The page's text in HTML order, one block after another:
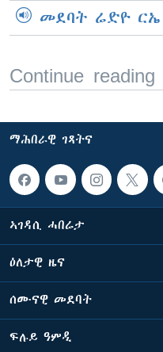
መደባት ሬድዮ ርኤ
Continue reading
ማሕበራዊ ገጻትና
ኣገዳሲ ሓበሬታ
ዕለታዊ ዜና
ሰሙናዊ መደባት
ፍሉይ ዓምዲ